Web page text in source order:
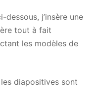
dessous, j’insère une
tout à fait
les modèles de
diapositives sont